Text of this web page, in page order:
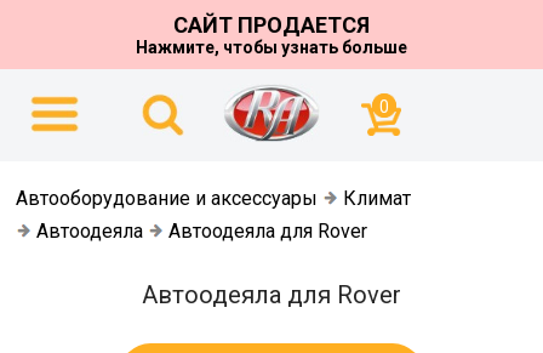
САЙТ ПРОДАЕТСЯ
Нажмите, чтобы узнать больше
0
Автооборудование и аксессуары
Климат
Автоодеяла
Автоодеяла для Rover
Автоодеяла для Rover